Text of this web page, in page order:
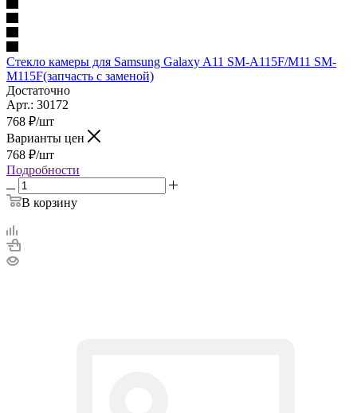
Стекло камеры для Samsung Galaxy A11 SM-A115F/M11 SM-
M115F(запчасть с заменой)
Достаточно
Арт.: 30172
768 ₽/шт
Варианты цен
768 ₽/шт
Подробности
В корзину